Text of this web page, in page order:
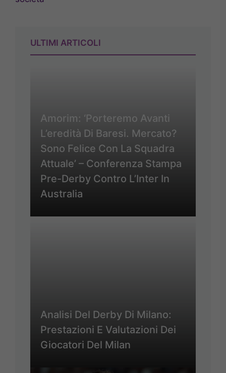
ULTIMI ARTICOLI
Amorim: ‘Porteremo Avanti
L’eredità Di Baresi. Mercato?
Sono Felice Con La Squadra
Attuale’ – Conferenza Stampa
Pre-Derby Contro L’Inter In
Australia
Analisi Del Derby Di Milano:
Prestazioni E Valutazioni Dei
Giocatori Del Milan